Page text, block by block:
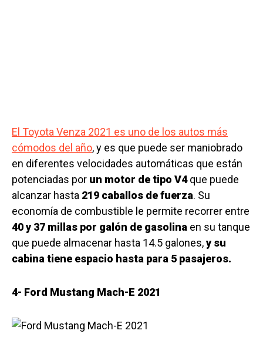
El Toyota Venza 2021 es uno de los autos más
cómodos del año, y es que puede ser maniobrado
en diferentes velocidades automáticas que están
potenciadas por un motor de tipo V4que puede
alcanzar hasta 219 caballos de fuerza. Su
economía de combustible le permite recorrer entre
40 y 37 millas por galón de gasolina en su tanque
que puede almacenar hasta 14.5 galones,y su
cabina tiene espacio hasta para 5 pasajeros.
4- Ford Mustang Mach-E 2021